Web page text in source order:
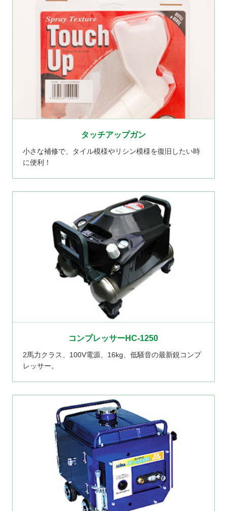
タッチアップガン
小さな補修で、タイル模様やリシン模様を復旧したい時
に便利！
コンプレッサーHC-1250
2馬力クラス、100V電源、16kg、低騒音の最新鋭コンプ
レッサー。